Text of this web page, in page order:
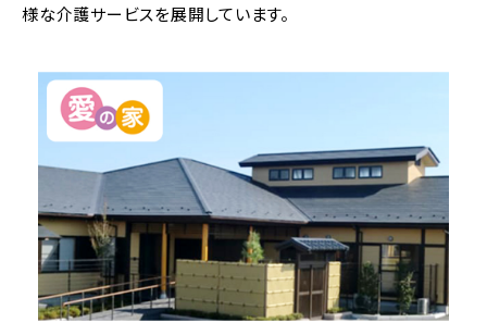
様な介護サービスを展開しています。